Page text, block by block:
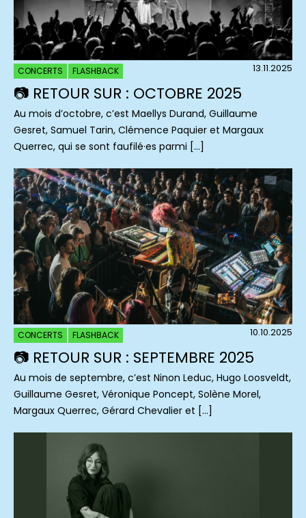
CONCERTS FLASHBACK 13.11.2025
📷 RETOUR SUR : OCTOBRE 2025
Au mois d’octobre, c’est Maellys Durand, Guillaume
Gesret, Samuel Tarin, Clémence Paquier et Margaux
Querrec, qui se sont faufilé·es parmi […]
CONCERTS FLASHBACK 10.10.2025
📷 RETOUR SUR : SEPTEMBRE 2025
Au mois de septembre, c’est Ninon Leduc, Hugo Loosveldt,
Guillaume Gesret, Véronique Poncept, Solène Morel,
Margaux Querrec, Gérard Chevalier et […]